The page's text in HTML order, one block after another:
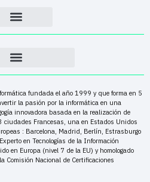
fundada el año 1999 y que forma en 5
la pasión por la informática en una
innovadora basada en la realización de
ciudades Francesas, una en Estados Unidos
: Barcelona, Madrid, Berlín, Estrasburgo
en Tecnologías de la Información
en Europa (nivel 7 de la EU) y homologado
Comisión Nacional de Certificaciones